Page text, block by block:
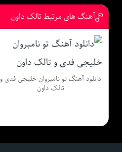
آهنگ های مرتبط تالک داون
دانلود آهنگ تو نامبروان خلیجی فدی و
تالک داون